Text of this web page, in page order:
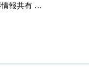
情報共有 …